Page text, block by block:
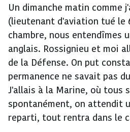
Un dimanche matin comme
(lieutenant d'aviation tué le
chambre, nous entendîmes
anglais. Rossignieu et moi
de la Défense. On put
permanence ne savait pas
J'allais à la Marine, où tous
spontanément, on attendit
reparti, tout rentra dans le